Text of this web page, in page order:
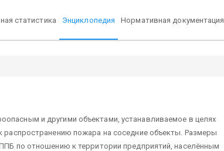
статистика Энциклопедия Нормативная документация
и другими объектами, устанавливаемое в целях
пожара на соседние объекты. Размеры
по отношению к территории предприятий, населённым